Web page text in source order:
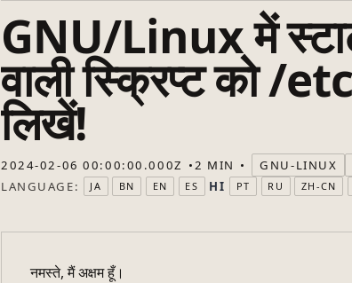
GNU/Linux में
वाली स्क्रिप्ट को /
लिखें!
2024-02-06 00:00:00.000Z 2 MIN GNU-LINUX
LANGUAGE:
JA BN EN ES HI PT RU ZH-CN
नमस्ते, मैं अक्षम हूँ।